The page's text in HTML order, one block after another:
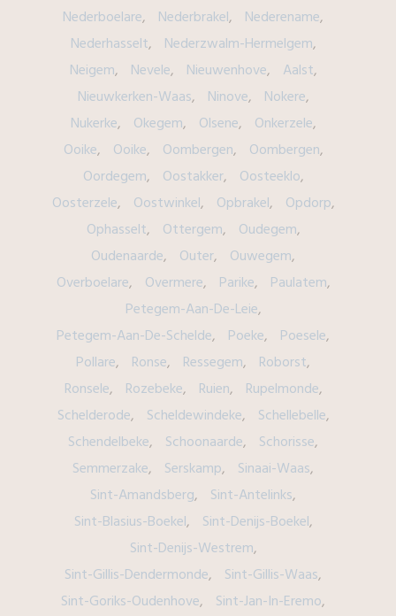
Nederboelare
Nederbrakel
Nederename
Nederhasselt
Nederzwalm-Hermelgem
Neigem
Nevele Nieuwenhove
Aalst
Nieuwkerken-Waas
Ninove
Nokere
Nukerke
Okegem Olsene
Onkerzele
Ooike
Ooike Oombergen
Oombergen
Oordegem
Oostakker
Oosteeklo
Oosterzele
Oostwinkel Opbrakel
Opdorp
Ophasselt
Ottergem
Oudegem
Oudenaarde
Outer
Ouwegem
Overboelare
Overmere Parike
Paulatem
Petegem-Aan-De-Leie
Petegem-Aan-De-Schelde
Poeke
Poesele
Pollare
Ronse Ressegem
Roborst
Ronsele
Rozebeke Ruien
Rupelmonde
Schelderode
Scheldewindeke
Schellebelle
Schendelbeke
Schoonaarde
Schorisse
Semmerzake
Serskamp
Sinaai-Waas
Sint-Amandsberg
Sint-Antelinks
Sint-Blasius-Boekel
Sint-Denijs-Boekel
Sint-Denijs-Westrem
Sint-Gillis-Dendermonde
Sint-Gillis-Waas
Sint-Goriks-Oudenhove
Sint-Jan-In-Eremo